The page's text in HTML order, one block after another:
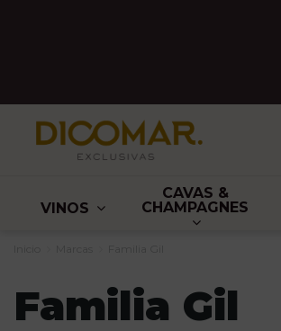
VINOS
CAVAS &
CHAMPAGNES
Familia Gil